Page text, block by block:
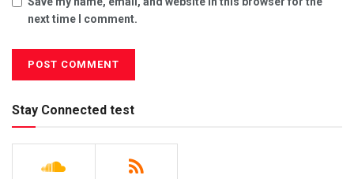
next time I comment.
Stay Connected test